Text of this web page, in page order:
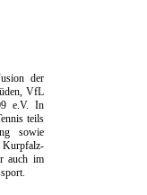
der
VfL
e.V. In
teils
sowie
auch im